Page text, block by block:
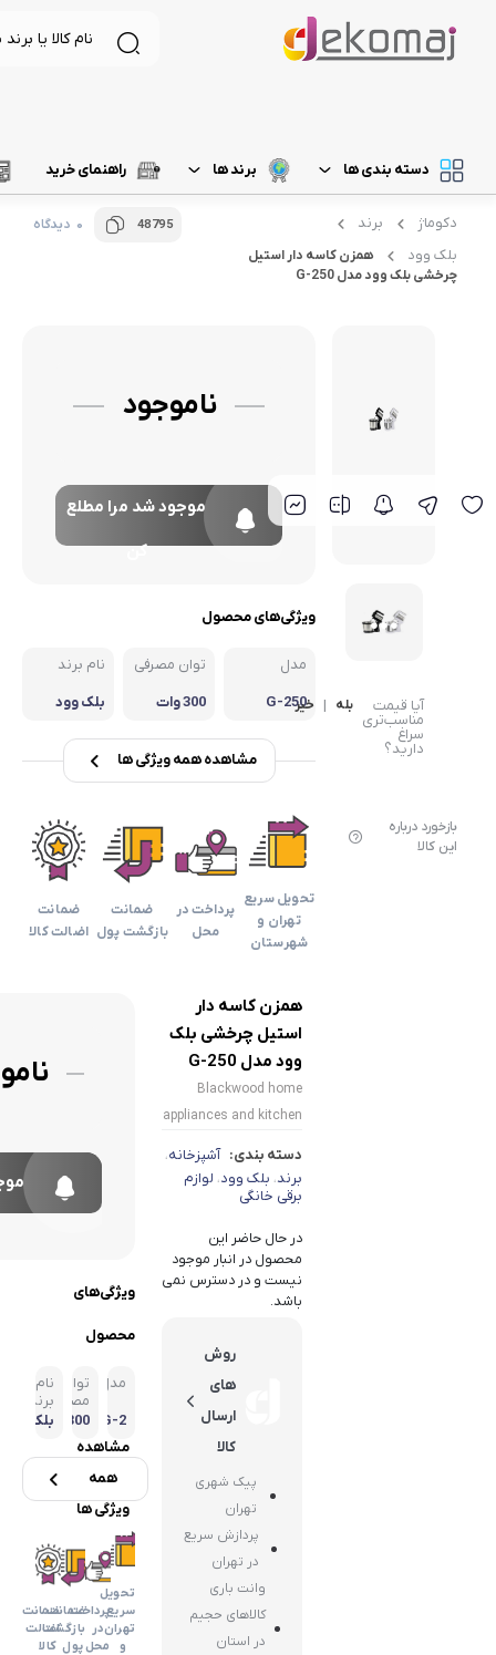
دسته بندی ها
لوازم برقی آشپزخانه غذاساز و خردکن
رنده برقی
گوشت کوب برقی
نظافت و شستشو
برند ها راهنمای خرید
دکوماژ
برند
بلک وود
همزن کاسه دار استیل
چرخشی بلک وود مدل G-250
48795 0 دیدگاه
آیا قیمت
مناسب‌تری
سراغ
دارید؟
بله | خیر
بازخورد درباره
این کالا
ناموجود
موجود شد مرا مطلع
کن
ویژگی‌های محصول
مدل
G-250
توان مصرفی
300 وات
نام برند
بلک وود
مشاهده همه ویژگی ها
تحویل سریع
تهران و
شهرستان
پرداخت در
محل
ضمانت
بازگشت پول
ضمانت
اضالت کالا
همزن کاسه دار
استیل چرخشی بلک
وود مدل G-250
Blackwood home
appliances and kitchen
دسته بندی: آشپزخانه،
برند، بلک وود، لوازم
برقی خانگی
در حال حاضر این
محصول در انبار موجود
نیست و در دسترس نمی
باشد.
روش
های
ارسال
کالا
پیک شهری
تهران
پردازش سریع
در تهران
وانت باری
کالاهای حجیم
در استان
ویژگی‌های
محصول
مدل
G-2
50
توان
مصرفی
ت
نام
برند
بلک
مشاهده
همه
ویژگی ها
تحویل
سریع
تهران
و
پرداخت
در
محل
ضمانت
بازگشت
پول
ضمانت
اضالت
کالا